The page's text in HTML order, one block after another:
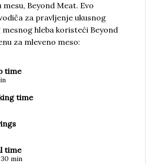
Beyond Meat. Evo
za pravljenje ukusnog
mesnog hleba koristeći Beyond
za mleveno meso:
time
time
time
30 min